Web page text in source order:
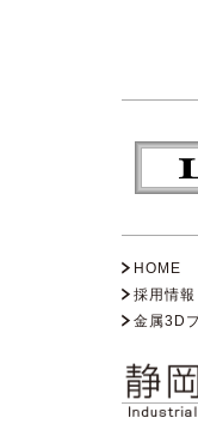
HOME
採用情報
金属3D